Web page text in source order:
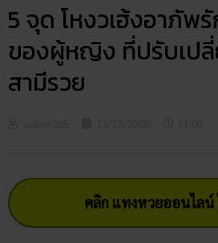
5 จุด โหงวเฮ้ง​อาภัพ​
ของผู้หญิง ที่ปรับเป
สามีรวย
คลิก แทงหวยออนไลน์